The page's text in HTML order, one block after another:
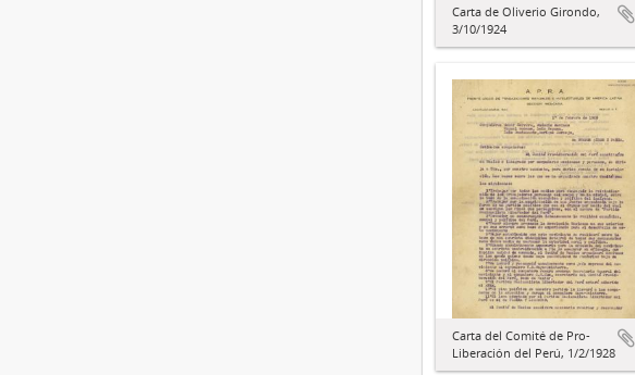
Carta de Oliverio Girondo,
3/10/1924
Carta del Comité de Pro-
Liberación del Perú, 1/2/1928